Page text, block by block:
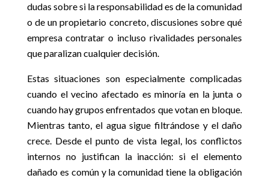
dudas sobre si la responsabilidad es de la comunidad
o de un propietario concreto, discusiones sobre qué
empresa contratar o incluso rivalidades personales
que paralizan cualquier decisión.
Estas situaciones son especialmente complicadas
cuando el vecino afectado es minoría en la junta o
cuando hay grupos enfrentados que votan en bloque.
Mientras tanto, el agua sigue filtrándose y el daño
crece. Desde el punto de vista legal, los conflictos
internos no justifican la inacción: si el elemento
dañado es común y la comunidad tiene la obligación